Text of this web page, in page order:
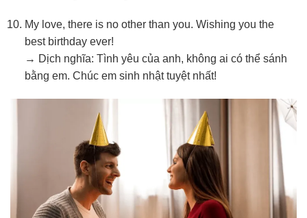
My love, there is no other than you. Wishing you the
best birthday ever!
→ Dịch nghĩa: Tình yêu của anh, không ai có thể sánh
bằng em. Chúc em sinh nhật tuyệt nhất!